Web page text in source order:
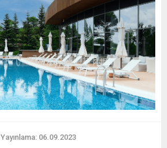
Yayınlama: 06.09.2023